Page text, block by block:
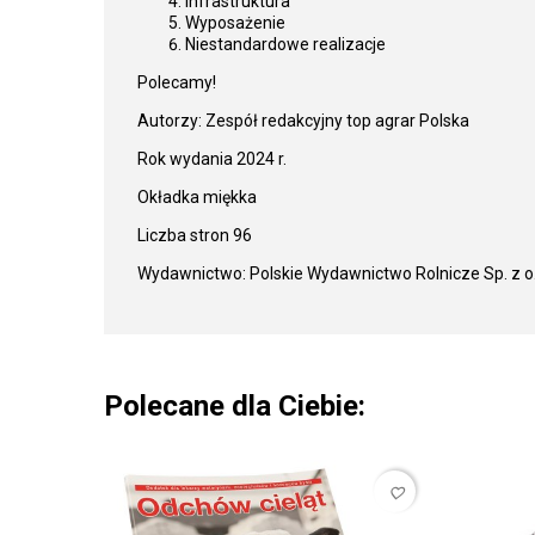
Wyposażenie
Niestandardowe realizacje
Polecamy!
Autorzy: Zespół redakcyjny top agrar Polska
Rok wydania 2024 r.
Okładka miękka
Liczba stron 96
Wydawnictwo: Polskie Wydawnictwo Rolnicze Sp. z
Polecane dla Ciebie:
favorite_border